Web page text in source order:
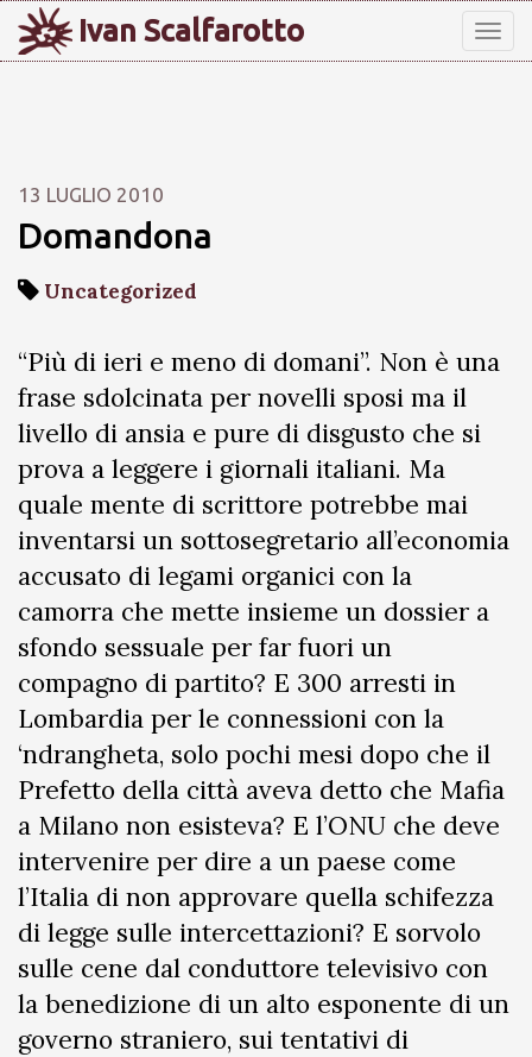
Ivan Scalfarotto
13 LUGLIO 2010
Domandona
Uncategorized
“Più di ieri e meno di domani”. Non è una
frase sdolcinata per novelli sposi ma il
livello di ansia e pure di disgusto che si
prova a leggere i giornali italiani. Ma
quale mente di scrittore potrebbe mai
inventarsi un sottosegretario all’economia
accusato di legami organici con la
camorra che mette insieme un dossier a
sfondo sessuale per far fuori un
compagno di partito? E 300 arresti in
Lombardia per le connessioni con la
‘ndrangheta, solo pochi mesi dopo che il
Prefetto della città aveva detto che Mafia
a Milano non esisteva? E l’ONU che deve
intervenire per dire a un paese come
l’Italia di non approvare quella schifezza
di legge sulle intercettazioni? E sorvolo
sulle cene dal conduttore televisivo con
la benedizione di un alto esponente di un
governo straniero, sui tentativi di